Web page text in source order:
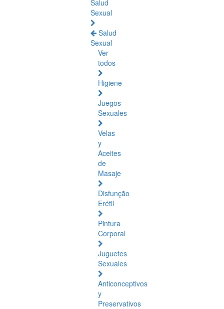
Salud
Sexual
Salud
Sexual
Ver
todos
Higiene
Juegos
Sexuales
Velas
y
Aceites
de
Masaje
Disfunção
Erétil
Pintura
Corporal
Juguetes
Sexuales
Anticonceptivos
y
Preservativos